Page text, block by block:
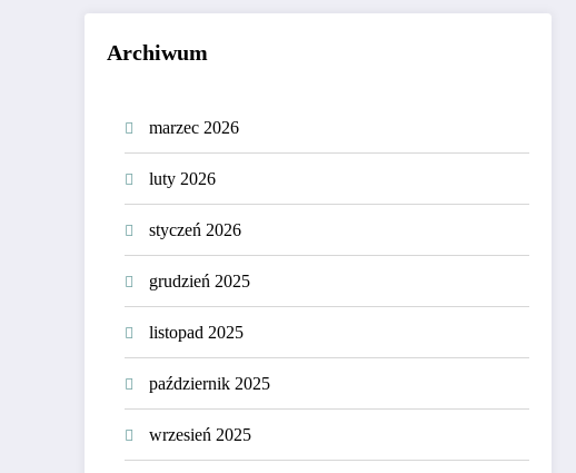
Archiwum
marzec 2026
luty 2026
styczeń 2026
grudzień 2025
listopad 2025
październik 2025
wrzesień 2025